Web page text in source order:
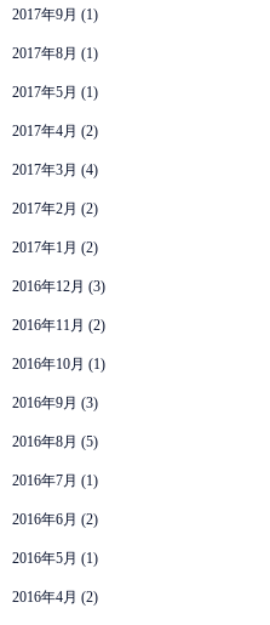
2017年9月 (1)
2017年8月 (1)
2017年5月 (1)
2017年4月 (2)
2017年3月 (4)
2017年2月 (2)
2017年1月 (2)
2016年12月 (3)
2016年11月 (2)
2016年10月 (1)
2016年9月 (3)
2016年8月 (5)
2016年7月 (1)
2016年6月 (2)
2016年5月 (1)
2016年4月 (2)